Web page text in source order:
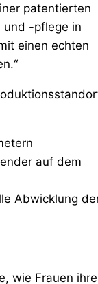
patentierten
und -pflege in
einen echten
auf dem
Abwicklung
wie Frauen ihre